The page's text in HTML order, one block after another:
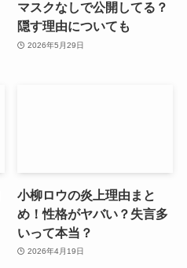
マスクなしで公開してる？
隠す理由についても
2026年5月29日
小柳ロウの炎上理由まと
め！性格がヤバい？失言多
いって本当？
2026年4月19日